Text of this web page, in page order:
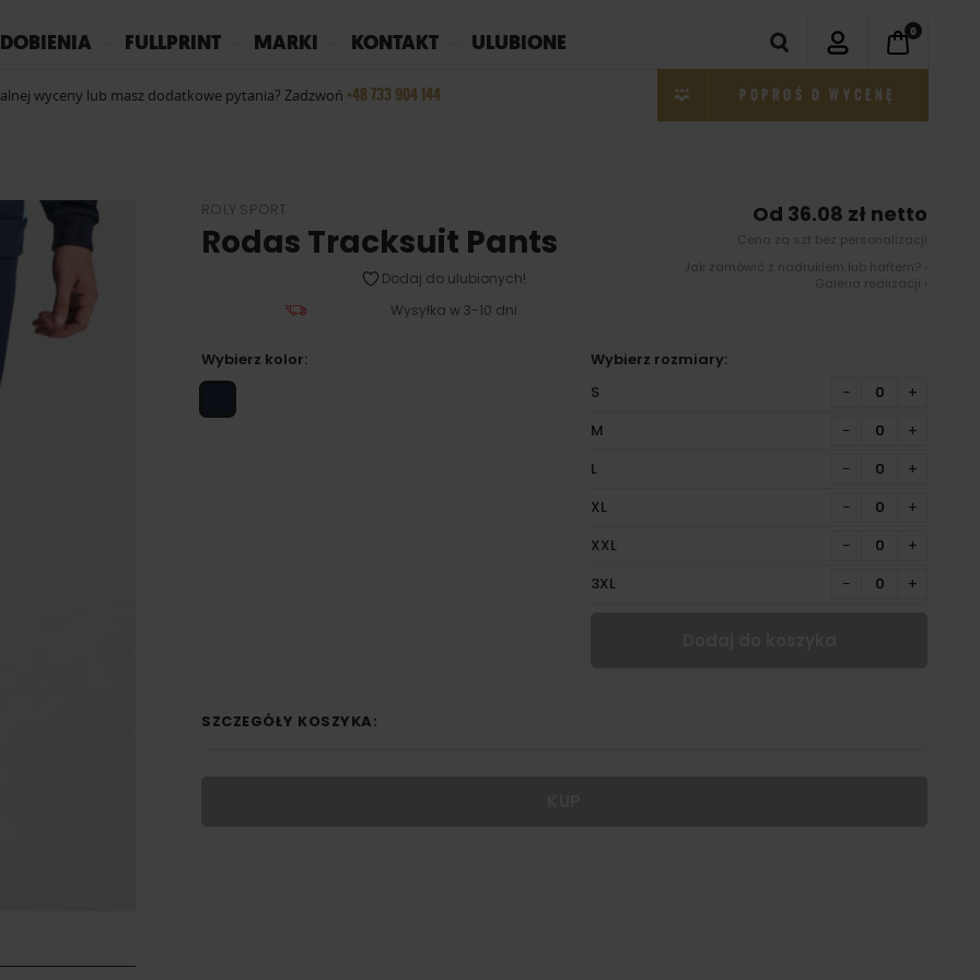
FULLPRINT MARKI KONTAKT ULUBIONE
wyceny lub masz dodatkowe pytania? Zadzwoń +48 733 904 144
0
POPROŚ O WYCENĘ
ROLY SPORT
Rodas Tracksuit Pants
Dodaj do ulubionych!
Wysyłka w 3-10 dni
Od 36.08 zł netto
Cena za szt bez personalizacji
Jak zamówić z nadrukiem lub haftem? ›
Galeria realizacji ›
Wybierz kolor:
Wybierz rozmiary:
S
− +
M − +
L − +
XL − +
XXL − +
3XL − +
SZCZEGÓŁY KOSZYKA: